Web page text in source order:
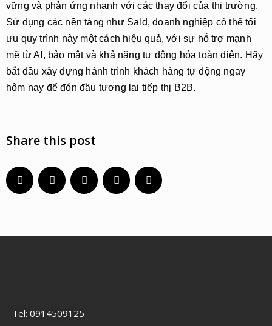
vững và phản ứng nhanh với các thay đổi của thị trường.
Sử dụng các nền tảng như Sald, doanh nghiệp có thể tối
ưu quy trình này một cách hiệu quả, với sự hỗ trợ mạnh
mẽ từ AI, bảo mật và khả năng tự động hóa toàn diện. Hãy
bắt đầu xây dựng hành trình khách hàng tự động ngay
hôm nay để đón đầu tương lai tiếp thị B2B.
Share this post
Tel: 0914509125